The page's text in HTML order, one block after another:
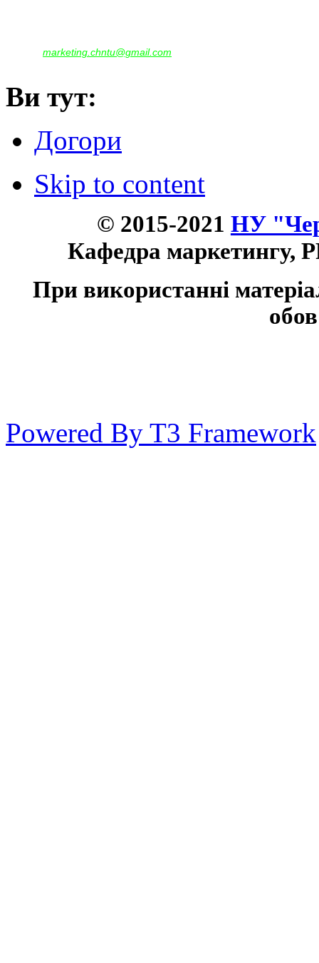
marketing.chntu@gmail.com
Ви тут:
Догори
Skip to content
© 2015-2021 НУ
Кафедра маркетингу,
При використанні
Powered By T3 Framework